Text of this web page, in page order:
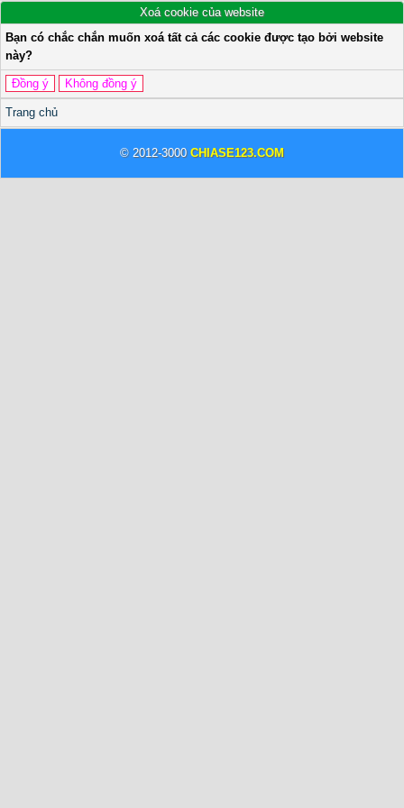
Xoá cookie của website
Bạn có chắc chắn muốn xoá tất cả các cookie được tạo bởi website
này?
Trang chủ
© 2012-3000 CHIASE123.COM